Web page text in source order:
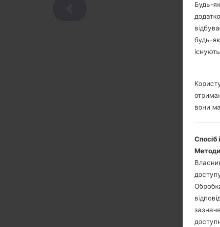
Будь-
будь-
вони
Спосіб